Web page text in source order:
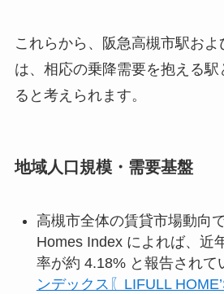
これらから、阪急高槻市駅お
は、相応の乗降需要を抱える
ると考えられます。
地域人口規模・需要基盤
高槻市全体の賃貸市場動向
Homes Index によれば、近
率が約 4.18% と報告されて
ンデックス〖LIFULL